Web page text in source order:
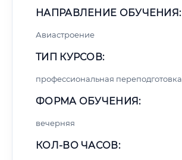
НАПРАВЛЕНИЕ ОБУЧЕНИЯ:
Авиастроение
ТИП КУРСОВ:
профессиональная переподготовка
ФОРМА ОБУЧЕНИЯ:
вечерняя
КОЛ-ВО ЧАСОВ: